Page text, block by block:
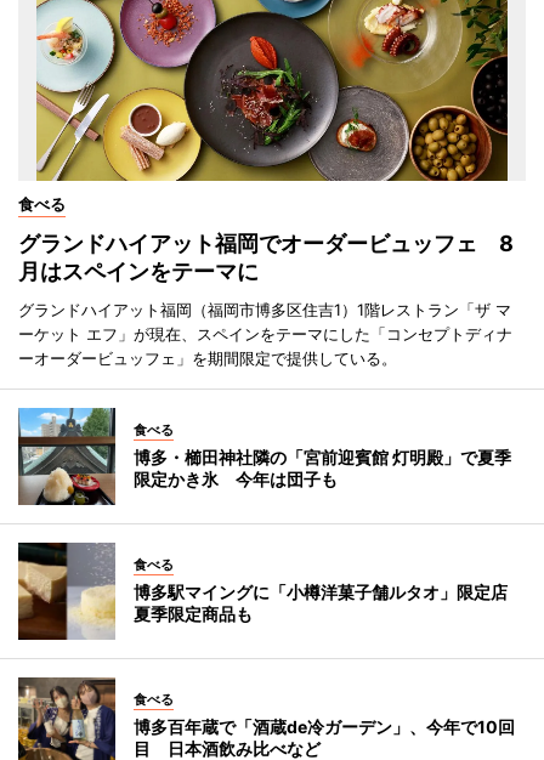
食べる
グランドハイアット福岡でオーダービュッフェ 8
月はスペインをテーマに
グランドハイアット福岡（福岡市博多区住吉1）1階レストラン「ザ マ
ーケット エフ」が現在、スペインをテーマにした「コンセプトディナ
ーオーダービュッフェ」を期間限定で提供している。
食べる
博多・櫛田神社隣の「宮前迎賓館 灯明殿」で夏季
限定かき氷 今年は団子も
食べる
博多駅マイングに「小樽洋菓子舗ルタオ」限定店
夏季限定商品も
食べる
博多百年蔵で「酒蔵de冷ガーデン」、今年で10回
目 日本酒飲み比べなど